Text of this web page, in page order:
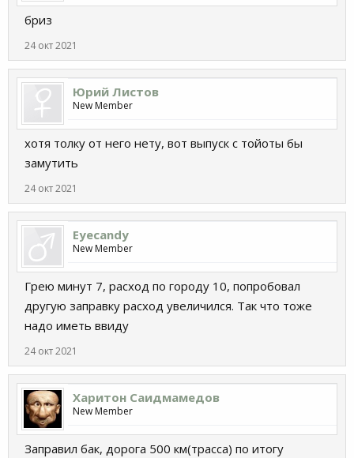
бриз
24 окт 2021
Юрий Листов
New Member
хотя толку от него нету, вот выпуск с тойоты бы
замутить
24 окт 2021
Eyecandy
New Member
Грею минут 7, расход по городу 10, попробовал
другую заправку расход увеличился. Так что тоже
надо иметь ввиду
24 окт 2021
Харитон Саидмамедов
New Member
Заправил бак, дорога 500 км(трасса) по итогу